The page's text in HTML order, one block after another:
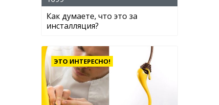
Как думаете, что это за
инсталляция?
ЭТО ИНТЕРЕСНО!